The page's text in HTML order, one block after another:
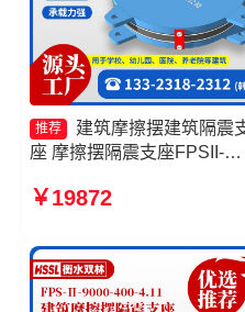
推荐
建筑摩擦摆建筑隔震
座 摩擦摆隔震支座FPSII-
震支座FPSII-4000-400-4.11
座
￥19872